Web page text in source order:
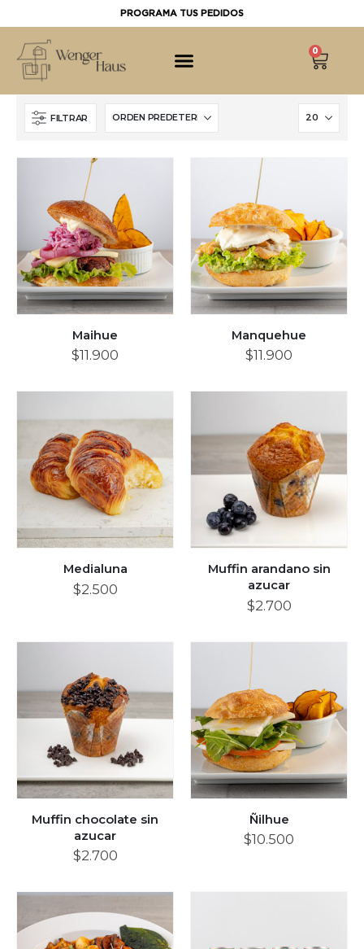
PROGRAMA TUS PEDIDOS
0
FILTRAR
Maihue
$11.900
Manquehue
$11.900
Medialuna
$2.500
Muffin arandano sin
azucar
$2.700
Muffin chocolate sin
azucar
$2.700
Ñilhue
$10.500